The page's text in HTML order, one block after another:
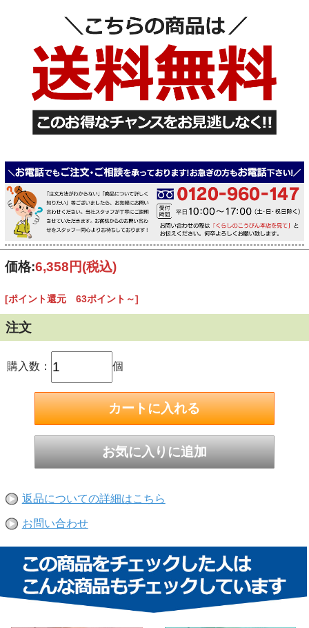
価格:6,358円(税込)
[ポイント還元 63ポイント～]
注文
購入数： 個
返品についての詳細はこちら
お問い合わせ